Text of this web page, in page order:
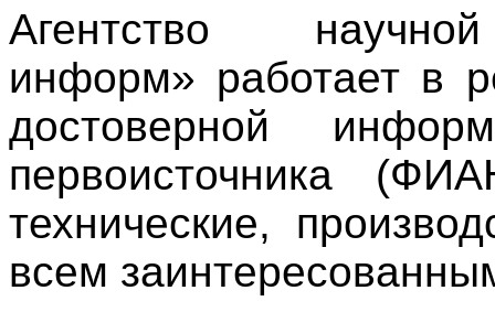
Агентство
информ» работает в
достоверной
первоисточника
технические,
всем